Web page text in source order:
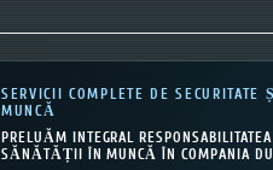
SERVICII COMPLETE DE SECURITATE
MUNCĂ
PRELUĂM INTEGRAL
SĂNĂTĂȚII ÎN MUNCĂ ÎN COMPANIA